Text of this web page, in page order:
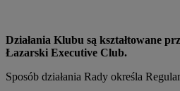
Działania Klubu są kształtowane
Łazarski Executive Club.
Sposób działania Rady określa